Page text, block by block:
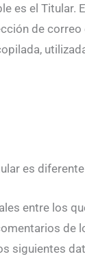
es el
de
es
entre los
de
siguientes